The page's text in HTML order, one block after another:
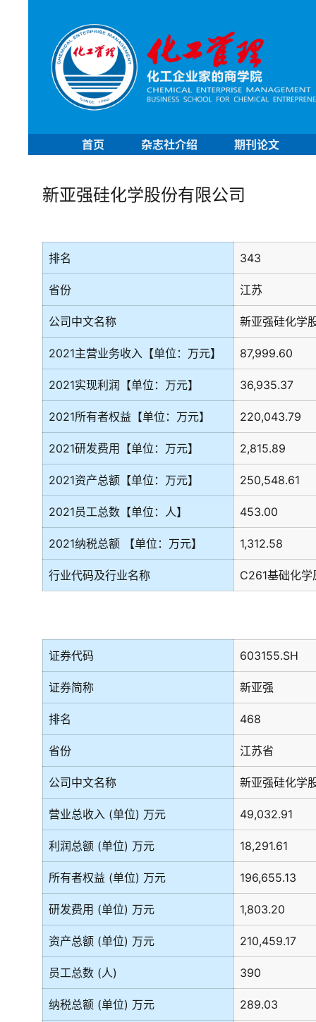
首页 杂志社介绍 期刊论文
新亚强硅化学股份有限公司
排名 343
省份 江苏
公司中文名称 新亚强硅化学
2021主营业务收入【单位：万元】 87,999.60
2021实现利润【单位：万元】 36,935.37
2021所有者权益【单位：万元】 220,043.79
2021研发费用【单位：万元】 2,815.89
2021资产总额【单位：万元】 250,548.61
2021员工总数【单位：人】 453.00
2021纳税总额 【单位：万元】 1,312.58
行业代码及行业名称 C261基础化
证券代码 603155.SH
证券简称 新亚强
排名 468
省份 江苏省
公司中文名称 新亚强硅化学
营业总收入 (单位) 万元 49,032.91
利润总额 (单位) 万元 18,291.61
所有者权益 (单位) 万元 196,655.13
研发费用 (单位) 万元 1,803.20
资产总额 (单位) 万元 210,459.17
员工总数 (人) 390
纳税总额 (单位) 万元 289.03